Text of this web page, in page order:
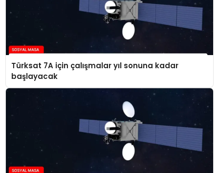
Türksat 7A için çalışmalar yıl sonuna kadar
başlayacak